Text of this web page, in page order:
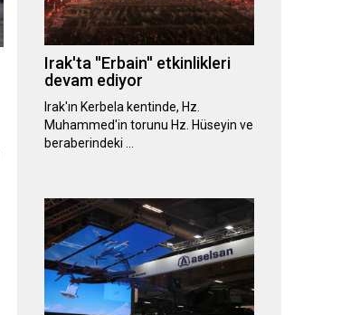
Irak'ta ''Erbain'' etkinlikleri
devam ediyor
Irak'ın Kerbela kentinde, Hz.
Muhammed'in torunu Hz. Hüseyin ve
beraberindeki …